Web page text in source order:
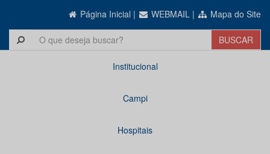
Página Inicial | WEBMAIL | Mapa do Site
Institucional
Campi
Hospitais